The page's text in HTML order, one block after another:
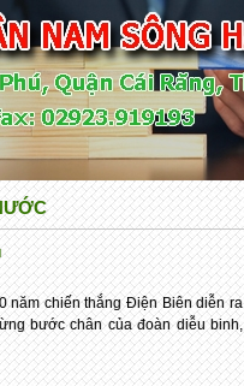
năm chiến thắng Điện Biên diễn ra
bước chân của đoàn diễu binh,